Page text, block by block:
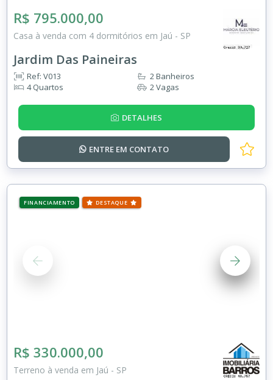
R$ 795.000,00
Casa à venda com 4 dormitórios em Jaú - SP
Jardim Das Paineiras
Ref: V013
4 Quartos
2 Banheiros
2 Vagas
DETALHES
ENTRE EM CONTATO
FINANCIAMENTO DESTAQUE
R$ 330.000,00
Terreno à venda em Jaú - SP